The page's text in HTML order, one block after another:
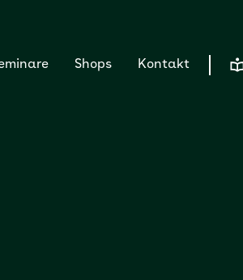
Shops Kontakt